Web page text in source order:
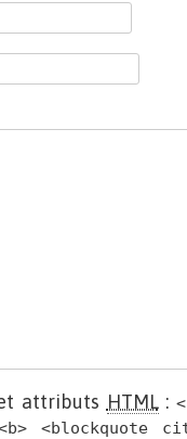
attributs HTML:
<blockquote